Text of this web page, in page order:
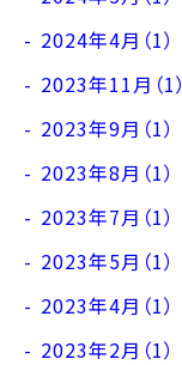
2024年4月（1）
2023年11月（1）
2023年9月（1）
2023年8月（1）
2023年7月（1）
2023年5月（1）
2023年4月（1）
2023年2月（1）